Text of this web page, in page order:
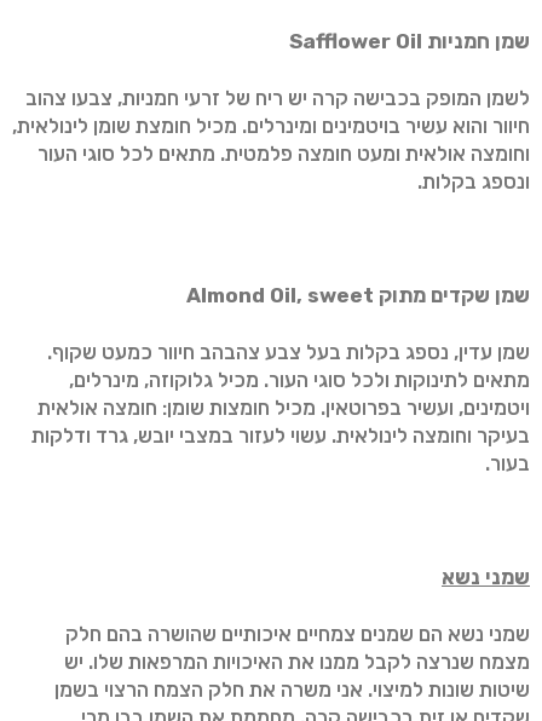
שמן חמניות Safflower Oil
לשמן המופק בכבישה קרה יש ריח של זרעי חמניות, צבעו צהוב
חיוור והוא עשיר בויטמינים ומינרלים. מכיל חומצת שומן לינולאית,
וחומצה אולאית ומעט חומצה פלמטית. מתאים לכל סוגי העור
ונספג בקלות.
שמן שקדים מתוק Almond Oil, sweet
שמן עדין, נספג בקלות בעל צבע צהבהב חיוור כמעט שקוף.
מתאים לתינוקות ולכל סוגי העור. מכיל גלוקוזה, מינרלים,
ויטמינים, ועשיר בפרוטאין. מכיל חומצות שומן: חומצה אולאית
בעיקר וחומצה לינולאית. עשוי לעזור במצבי יובש, גרד ודלקות
בעור.
שמני נשא
שמני נשא הם שמנים צמחיים איכותיים שהושרה בהם חלק
מצמח שנרצה לקבל ממנו את האיכויות המרפאות שלו. יש
שיטות שונות למיצוי. אני משרה את חלק הצמח הרצוי בשמן